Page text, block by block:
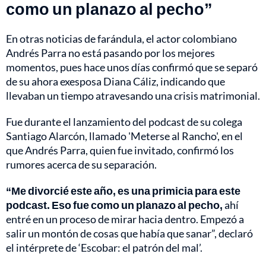
como un planazo al pecho”
En otras noticias de farándula, el actor colombiano
Andrés Parra no está pasando por los mejores
momentos, pues hace unos días confirmó que se separó
de su ahora exesposa Diana Cáliz, indicando que
llevaban un tiempo atravesando una crisis matrimonial.
Fue durante el lanzamiento del podcast de su colega
Santiago Alarcón, llamado 'Meterse al Rancho', en el
que Andrés Parra, quien fue invitado, confirmó los
rumores acerca de su separación.
“Me divorcié este año, es una primicia para este
podcast. Eso fue como un planazo al pecho,ahí
entré en un proceso de mirar hacia dentro. Empezó a
salir un montón de cosas que había que sanar”, declaró
el intérprete de ‘Escobar: el patrón del mal’.